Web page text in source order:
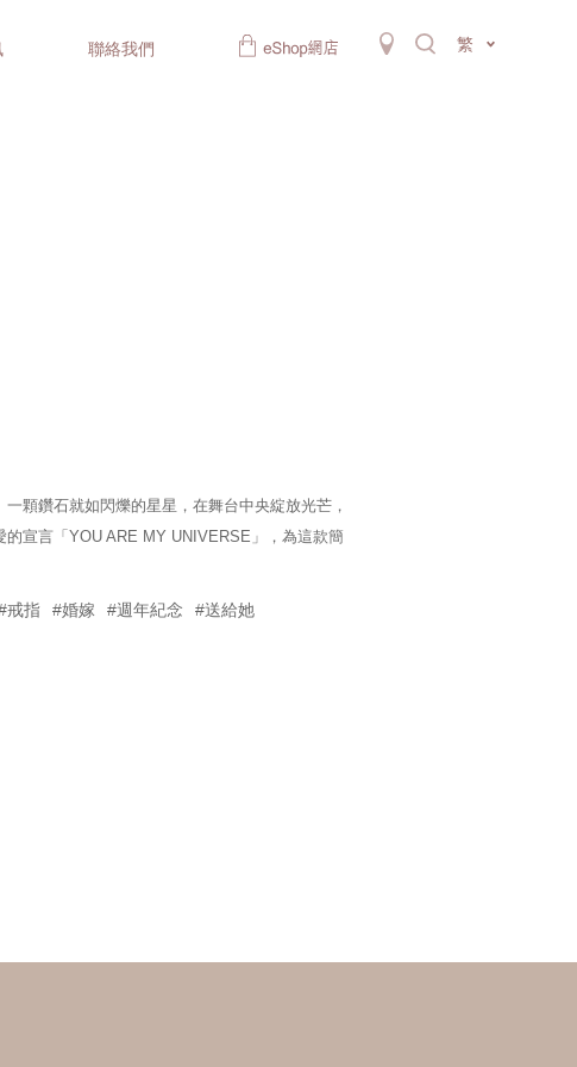
聯絡我們 繁
顆鑽石就如閃爍的星星，在舞台中央綻放光芒，
宣言「YOU ARE MY UNIVERSE」，為這款簡
戒指 #婚嫁 #週年紀念 #送給她